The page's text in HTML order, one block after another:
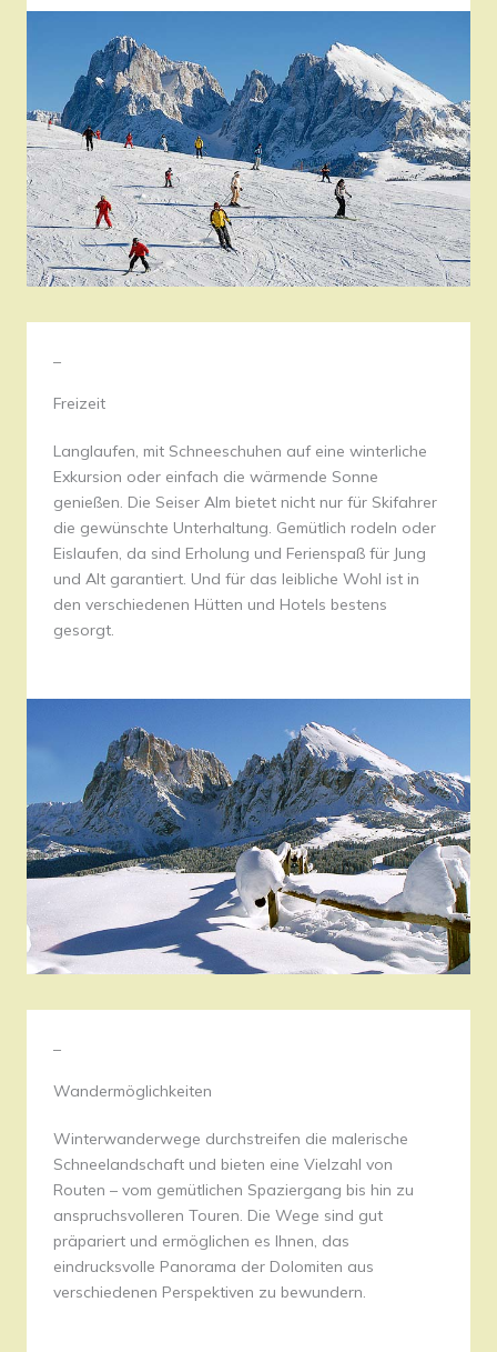
–
Freizeit
Langlaufen, mit Schneeschuhen auf eine winterliche
Exkursion oder einfach die wärmende Sonne
genießen. Die Seiser Alm bietet nicht nur für Skifahrer
die gewünschte Unterhaltung. Gemütlich rodeln oder
Eislaufen, da sind Erholung und Ferienspaß für Jung
und Alt garantiert. Und für das leibliche Wohl ist in
den verschiedenen Hütten und Hotels bestens
gesorgt.
–
Wandermöglichkeiten
Winterwanderwege durchstreifen die malerische
Schneelandschaft und bieten eine Vielzahl von
Routen – vom gemütlichen Spaziergang bis hin zu
anspruchsvolleren Touren. Die Wege sind gut
präpariert und ermöglichen es Ihnen, das
eindrucksvolle Panorama der Dolomiten aus
verschiedenen Perspektiven zu bewundern.